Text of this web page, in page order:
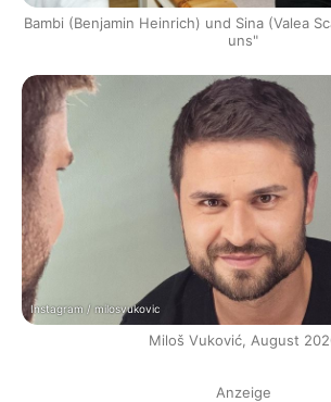
Bambi (Benjamin Heinrich) und Sina (Valea
uns"
Instagram / milosvukovic
Miloš Vuković, August
Anzeige